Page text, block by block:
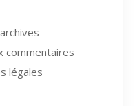
commentaires
légales